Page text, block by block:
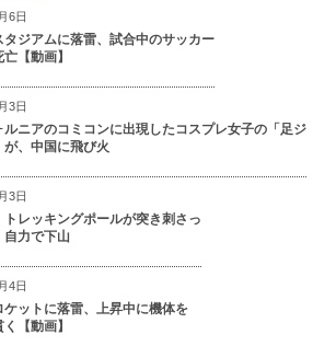
6日
タジアムに落雷、試合中のサッカー
【動画】
3日
ルニアのコミコンに出現したコスプレ女子の「足ジ
が、中国に飛び火
3日
トレッキングポールが突き刺さっ
自力で下山
4日
ケットに落雷、上昇中に機体を
【動画】